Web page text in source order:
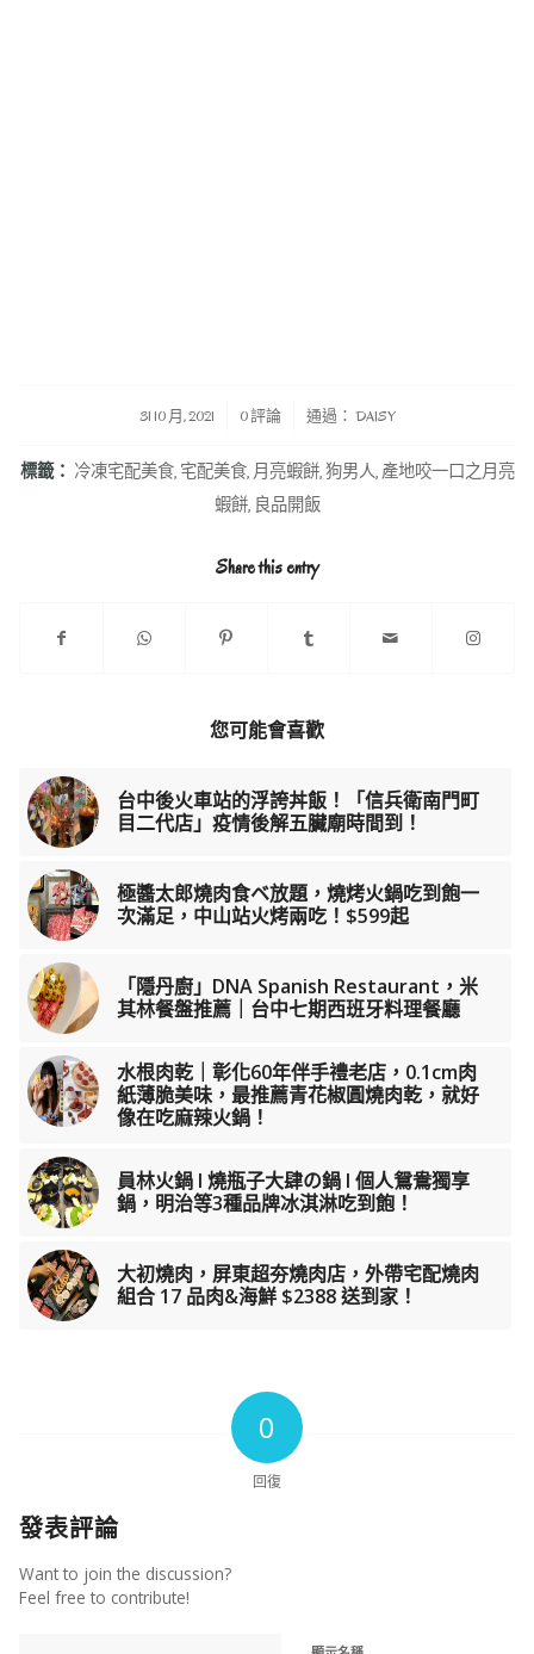
31 10 月, 2021
/ 0 評論 通過： DAISY
標籤： 冷凍宅配美食, 宅配美食, 月亮蝦餅,狗男人,產地咬一口之月亮
蝦餅, 良品開飯
Share this entry
您可能會喜歡
台中後火車站的浮誇丼飯！「信兵衛南門町
目二代店」疫情後解五臟廟時間到！
極醬太郎燒肉食ベ放題，燒烤火鍋吃到飽一
次滿足，中山站火烤兩吃！$599起
「隱丹廚」DNA Spanish Restaurant，米
其林餐盤推薦｜台中七期西班牙料理餐廳
水根肉乾｜彰化60年伴手禮老店，0.1cm肉
紙薄脆美味，最推薦青花椒圓燒肉乾，就好
像在吃麻辣火鍋！
員林火鍋 I 燒瓶子大肆の鍋 I 個人鴛鴦獨享
鍋，明治等3種品牌冰淇淋吃到飽！
大初燒肉，屏東超夯燒肉店，外帶宅配燒肉
組合 17 品肉&海鮮 $2388 送到家！
0
回復
發表評論
Want to join the discussion?
Feel free to contribute!